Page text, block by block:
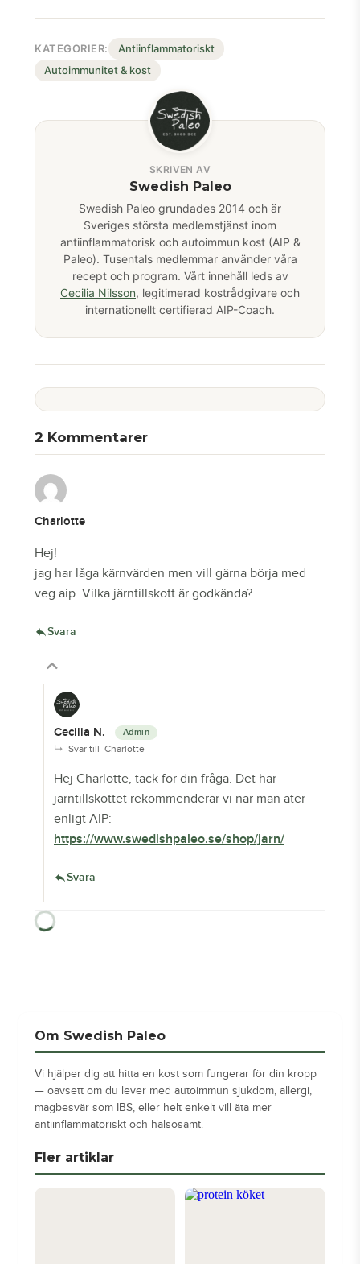
KATEGORIER:
Antiinflammatoriskt
Autoimmunitet & kost
SKRIVEN AV
Swedish Paleo
Swedish Paleo grundades 2014 och är
Sveriges största medlemstjänst inom
antiinflammatorisk och autoimmun kost (AIP &
Paleo). Tusentals medlemmar använder våra
recept och program. Vårt innehåll leds av
Cecilia Nilsson, legitimerad kostrådgivare och
internationellt certifierad AIP-Coach.
2 Kommentarer
Charlotte
Hej!
jag har låga kärnvärden men vill gärna börja med
veg aip. Vilka järntillskott är godkända?
Svara
Cecilia N.
Svar till Charlotte
Hej Charlotte, tack för din fråga. Det här
järntillskottet rekommenderar vi när man äter
enligt AIP:
https://www.swedishpaleo.se/shop/jarn/
Svara
Om Swedish Paleo
Vi hjälper dig att hitta en kost som fungerar för din kropp
— oavsett om du lever med autoimmun sjukdom, allergi,
magbesvär som IBS, eller helt enkelt vill äta mer
antiinflammatoriskt och hälsosamt.
Fler artiklar